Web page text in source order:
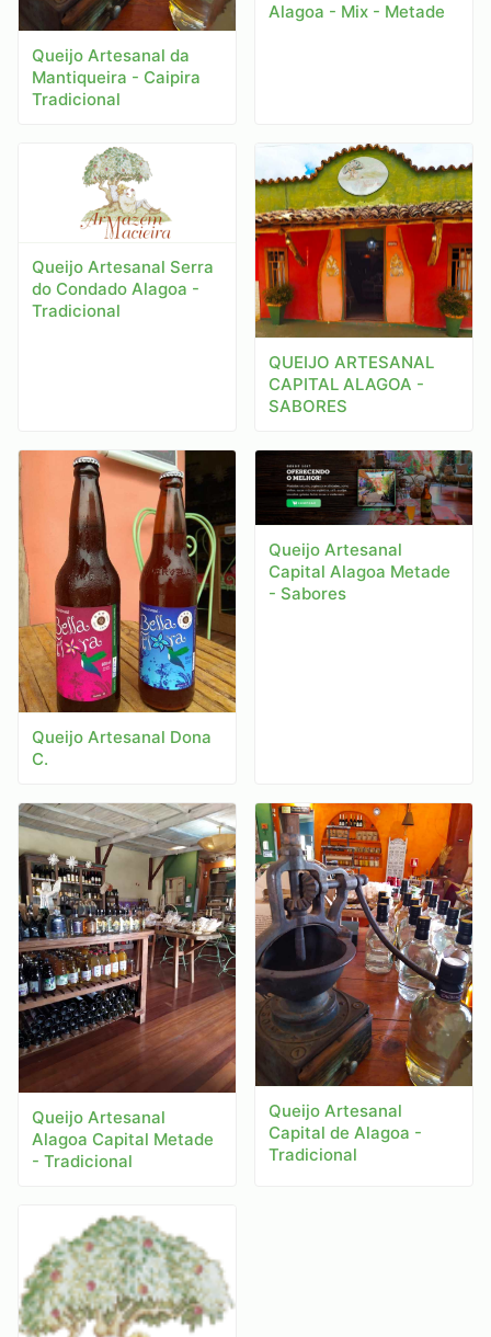
Queijo Artesanal da
Mantiqueira - Caipira
Tradicional
Alagoa - Mix - Metade
Queijo Artesanal Serra
do Condado Alagoa -
Tradicional
QUEIJO ARTESANAL
CAPITAL ALAGOA -
SABORES
Queijo Artesanal Dona
C.
Queijo Artesanal
Capital Alagoa Metade
- Sabores
Queijo Artesanal
Alagoa Capital Metade
- Tradicional
Queijo Artesanal
Capital de Alagoa -
Tradicional